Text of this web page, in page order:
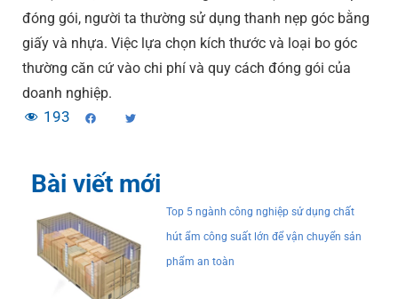
đóng gói, người ta thường sử dụng thanh nẹp góc bằng
giấy và nhựa. Việc lựa chọn kích thước và loại bo góc
thường căn cứ vào chi phí và quy cách đóng gói của
doanh nghiệp.
193
Bài viết mới
Top 5 ngành công nghiệp sử dụng chất
hút ẩm công suất lớn để vận chuyển sản
phẩm an toàn